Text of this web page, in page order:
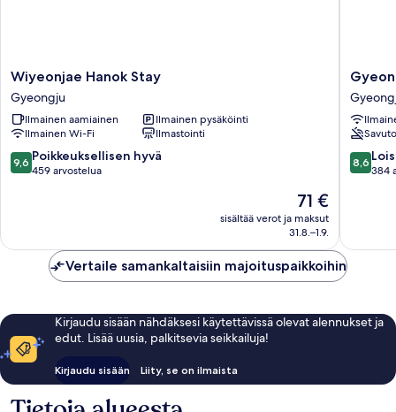
Wiyeonjae
Hanok
Stay
Gyeongju
Wiyeonjae Hanok Stay
Gyeongju
Ilmainen aamiainen
Ilmainen pysäköinti
Ilmainen Wi-Fi
Ilmastointi
9.6
kautta
arvostelua
9,6 Poikkeuksellisen hyvä
459 arvostelua
Hinta
71 €
71 €
sisältää verot ja maksut
31.8.–1.9.
Hanok
Hotel
8.6
kautta
8,6
384
Vertaile samankaltaisiin majoituspaikkoihin
Kirjaudu sisään nähdäksesi käytettävissä olevat alennukset ja
edut. Lisää uusia, palkitsevia seikkailuja!
Kirjaudu sisään Liity, se on ilmaista